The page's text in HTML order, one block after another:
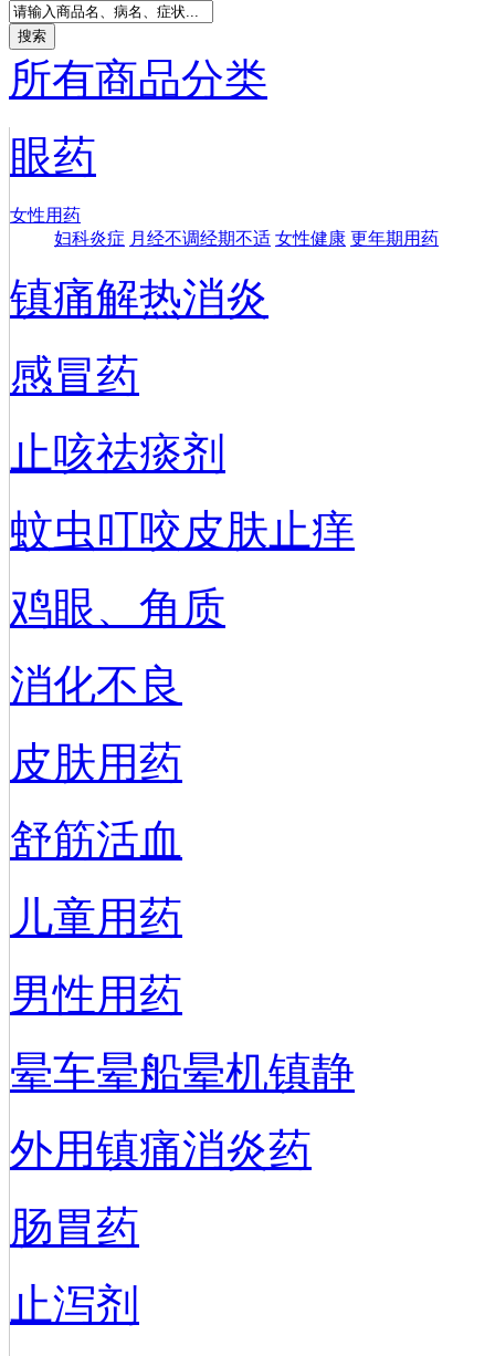
所有商品分类
眼药
女性用药
妇科炎症 月经不调经期不适 女性健康 更年期用药
镇痛解热消炎
感冒药
止咳祛痰剂
蚊虫叮咬皮肤止痒
鸡眼、角质
消化不良
皮肤用药
舒筋活血
儿童用药
男性用药
晕车晕船晕机镇静
外用镇痛消炎药
肠胃药
止泻剂